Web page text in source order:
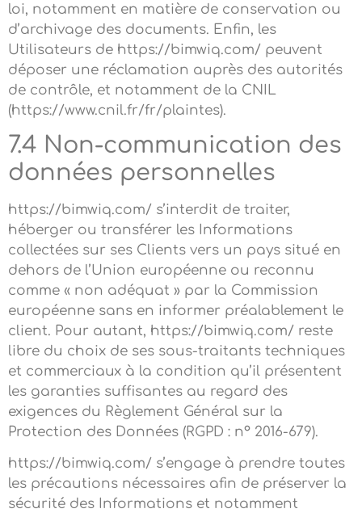
loi, notamment en matière de conservation ou
d’archivage des documents. Enfin, les
Utilisateurs de https://bimwiq.com/ peuvent
déposer une réclamation auprès des autorités
de contrôle, et notamment de la CNIL
(https://www.cnil.fr/fr/plaintes).
7.4 Non-communication des
données personnelles
https://bimwiq.com/ s’interdit de traiter,
héberger ou transférer les Informations
collectées sur ses Clients vers un pays situé en
dehors de l’Union européenne ou reconnu
comme « non adéquat » par la Commission
européenne sans en informer préalablement le
client. Pour autant, https://bimwiq.com/ reste
libre du choix de ses sous-traitants techniques
et commerciaux à la condition qu’il présentent
les garanties suffisantes au regard des
exigences du Règlement Général sur la
Protection des Données (RGPD : n° 2016-679).
https://bimwiq.com/ s’engage à prendre toutes
les précautions nécessaires afin de préserver la
sécurité des Informations et notamment